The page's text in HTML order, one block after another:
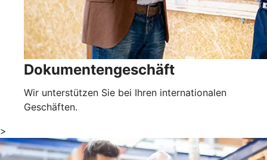
Dokumentengeschäft
Wir unterstützen Sie bei Ihren internationalen
Geschäften.
>